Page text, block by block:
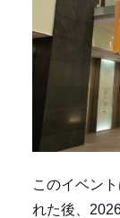
このイベン
れた後、